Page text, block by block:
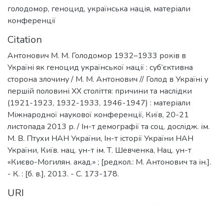
голодомор, геноцид, українська нація, матеріали
конференції
Citation
Антонович М. М. Голодомор 1932–1933 років в
Україні як геноцид української нації : суб’єктивна
сторона злочину / М. М. Антонович // Голод в Україні у
першій половині ХХ століття: причини та наслідки
(1921-1923, 1932-1933, 1946-1947) : матеріали
Міжнародної наукової конференції, Київ, 20-21
листопада 2013 р. / Ін-т демографії та соц. дослідж. ім.
М. В. Птухи НАН України, Ін-т історії України НАН
України, Київ. нац. ун-т ім. Т. Шевченка, Нац. ун-т
«Києво-Могилян. акад.» ; [редкол.: М. Антонович та ін.].
- К. : [б. в.], 2013. - С. 173-178.
URI